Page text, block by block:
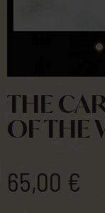
THE
OF THE
65,00 €